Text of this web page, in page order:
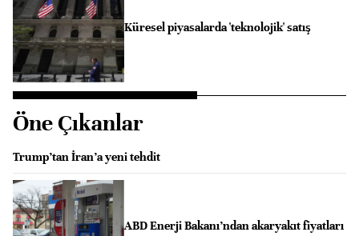
Küresel piyasalarda 'teknolojik' satış
Öne Çıkanlar
Trump’tan İran’a yeni tehdit
ABD Enerji Bakanı’ndan akaryakıt fiyatları